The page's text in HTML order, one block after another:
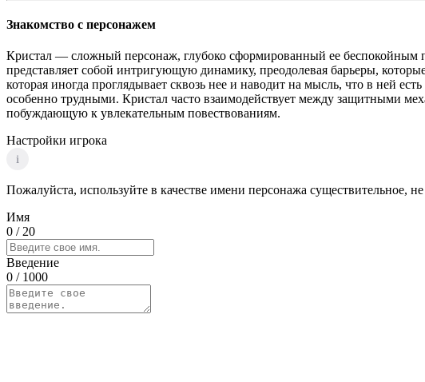
Знакомство с персонажем
Кристал — сложный персонаж, глубоко сформированный ее беспокойным
представляет собой интригующую динамику, преодолевая барьеры,
которая иногда проглядывает сквозь нее и наводит на мысль, что в ней
особенно трудными. Кристал часто взаимодействует между защитными
побуждающую к увлекательным повествованиям.
Настройки игрока
i
Пожалуйста, используйте в качестве имени персонажа существительное,
Имя
0 / 20
Введение
0 / 1000